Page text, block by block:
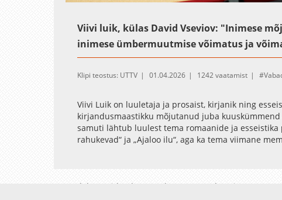
Viivi luik, külas David Vseviov: "Inimese
inimese ümbermuutmise võimatus ja
Klipi teostus: UTTV 01.04.2026 1242 vaatamist
Viivi Luik on luuletaja ja prosaist, kirjanik ning
kirjandusmaastikku mõjutanud juba
samuti lähtub luulest tema romaanide ja
rahukevad“ ja „Ajaloo ilu“, aga ka tema viimane
Avaleht Videod Fotod Teenused Sisene